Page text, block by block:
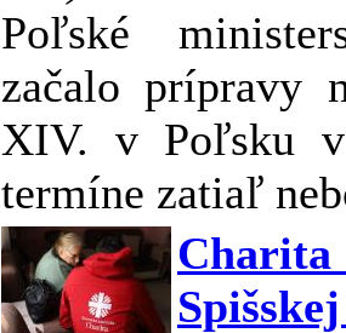
Poľské
začalo prípravy
XIV. v Poľsku
termíne zatiaľ